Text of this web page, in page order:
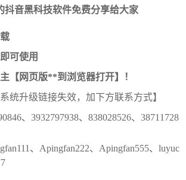
抖音黑科技软件免费分享给大家
可使用
【网页版**到浏览器打开】！
统升级链接失效，加下方联系方式】
、3932797938、838028526、38711728
、Apingfan222、Apingfan555、luyuc